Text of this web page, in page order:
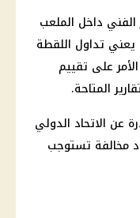
داخل الملعب
يعني تداول اللقطة
على تقييم
المتاحة.
عن الاتحاد الدولي
مخالفة تستوجب